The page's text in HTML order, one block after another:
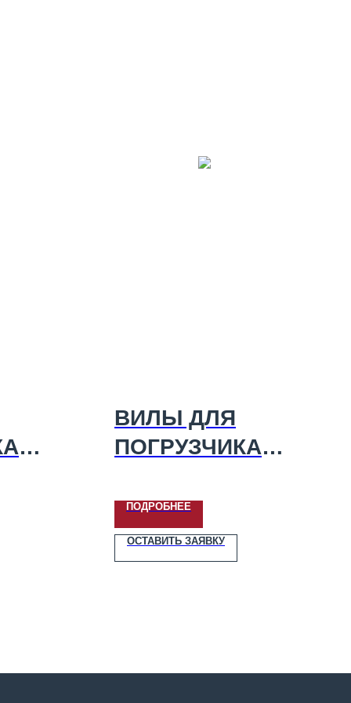
ВИЛЫ ДЛЯ
ПОГРУЗЧИКА
ПОДРОБНЕЕ
ОСТАВИТЬ ЗАЯВКУ